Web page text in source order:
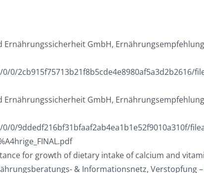
Ernährungssicherheit GmbH,
2cb915f75713b21f8b5cde4e8980af5a3d2b2616/
GmbH,
9ddedf216bf31bfaaf2ab4ea1b1e52f9010a310f/
for growth of dietary intake of calcium and
& Informationsnetz, Verstopfung